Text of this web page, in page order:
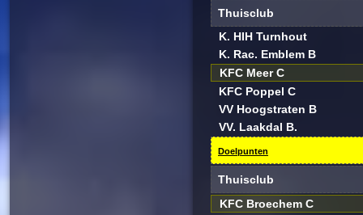
Thuisclub
K. HIH Turnhout
K. Rac. Emblem B
KFC Meer C
KFC Poppel C
VV Hoogstraten B
VV. Laakdal B.
Doelpunten
Thuisclub
KFC Broechem C